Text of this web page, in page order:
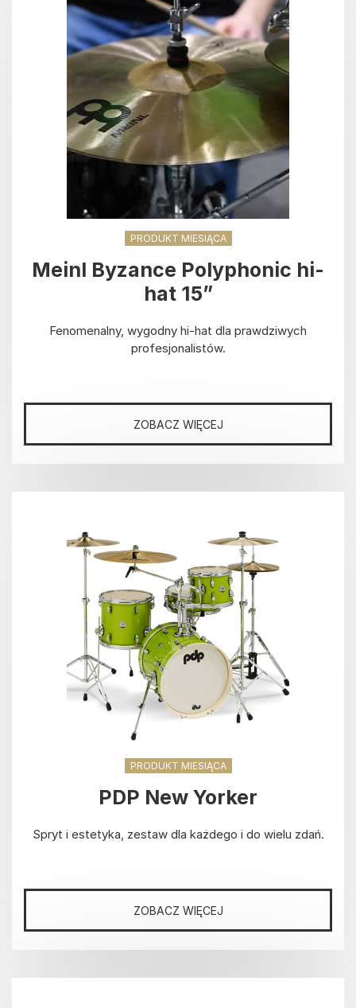
PRODUKT MIESIĄCA
Meinl Byzance Polyphonic hi-
hat 15”
Fenomenalny, wygodny hi-hat dla prawdziwych
profesjonalistów.
ZOBACZ WIĘCEJ
PRODUKT MIESIĄCA
PDP New Yorker
Spryt i estetyka, zestaw dla każdego i do wielu zdań.
ZOBACZ WIĘCEJ